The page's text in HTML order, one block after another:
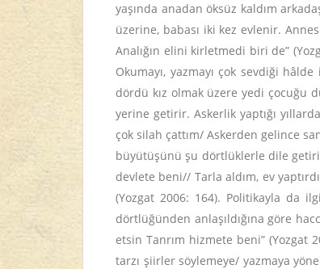
yaşında anadan öksüz kaldım
üzerine, babası iki kez evlenir.
Analığın elini kirletmedi biri de”
Okumayı, yazmayı çok sevdiği
dördü kız olmak üzere yedi çocuğu
yerine getirir. Askerlik yaptığı
çok silah çattım/ Askerden gelince
büyütüşünü şu dörtlüklerle dile
devlete beni// Tarla aldım, ev
(Yozgat 2006: 164). Politikayla da
dörtlüğünden anlaşıldığına göre
etsin Tanrım hizmete beni” (Yozgat
tarzı şiirler söylemeye/ yazmaya